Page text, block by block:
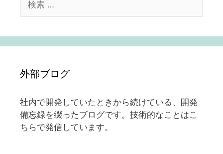
索:
外部ブログ
社内で開発していたときから続けている、開発
備忘録を綴ったブログです。技術的なことはこ
ちらで発信しています。